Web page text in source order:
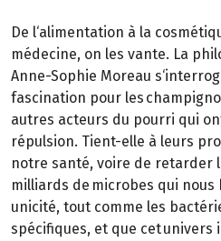
De l‘alimentation à la
médecine, on les vante. La
Anne-Sophie Moreau
fascination pour les
autres acteurs du pourri qui
répulsion. Tient-elle à leurs
notre santé, voire de retarder
milliards de microbes qui
unicité, tout comme les
spécifiques, et que cet